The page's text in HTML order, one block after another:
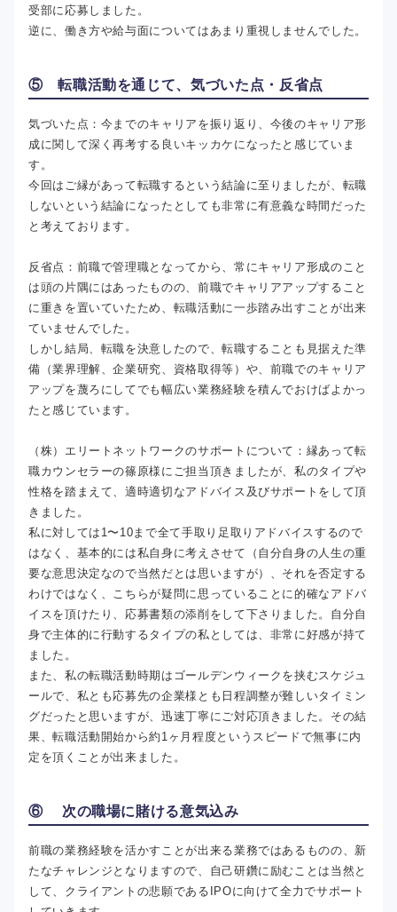
受部に応募しました。
逆に、働き方や給与面についてはあまり重視しませんでした。
⑤ 転職活動を通じて、気づいた点・反省点
気づいた点：今までのキャリアを振り返り、今後のキャリア形
成に関して深く再考する良いキッカケになったと感じていま
す。
今回はご縁があって転職するという結論に至りましたが、転職
しないという結論になったとしても非常に有意義な時間だった
と考えております。
反省点：前職で管理職となってから、常にキャリア形成のこと
は頭の片隅にはあったものの、前職でキャリアアップすること
に重きを置いていたため、転職活動に一歩踏み出すことが出来
ていませんでした。
しかし結局、転職を決意したので、転職することも見据えた準
備（業界理解、企業研究、資格取得等）や、前職でのキャリア
アップを蔑ろにしてでも幅広い業務経験を積んでおけばよかっ
たと感じています。
（株）エリートネットワークのサポートについて：縁あって転
職カウンセラーの篠原様にご担当頂きましたが、私のタイプや
性格を踏まえて、適時適切なアドバイス及びサポートをして頂
きました。
私に対しては1〜10まで全て手取り足取りアドバイスするので
はなく、基本的には私自身に考えさせて（自分自身の人生の重
要な意思決定なので当然だとは思いますが）、それを否定する
わけではなく、こちらが疑問に思っていることに的確なアドバ
イスを頂けたり、応募書類の添削をして下さりました。自分自
身で主体的に行動するタイプの私としては、非常に好感が持て
ました。
また、私の転職活動時期はゴールデンウィークを挟むスケジュ
ールで、私とも応募先の企業様とも日程調整が難しいタイミン
グだったと思いますが、迅速丁寧にご対応頂きました。その結
果、転職活動開始から約1ヶ月程度というスピードで無事に内
定を頂くことが出来ました。
⑥ 次の職場に賭ける意気込み
前職の業務経験を活かすことが出来る業務ではあるものの、新
たなチャレンジとなりますので、自己研鑽に励むことは当然と
して、クライアントの悲願であるIPOに向けて全力でサポート